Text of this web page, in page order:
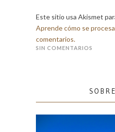
Este sitio usa Akismet
Aprende cómo se
comentarios.
SIN COMENTARIOS